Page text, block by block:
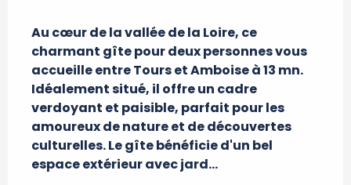
Au cœur de la vallée de la Loire, ce
charmant gîte pour deux personnes vous
accueille entre Tours et Amboise à 13 mn.
Idéalement situé, il offre un cadre
verdoyant et paisible, parfait pour les
amoureux de nature et de découvertes
culturelles. Le gîte bénéficie d'un bel
espace extérieur avec jard...